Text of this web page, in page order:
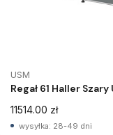
USM
Regał 61 Haller Szary
11514.00 zł
wysyłka: 28-49 dni